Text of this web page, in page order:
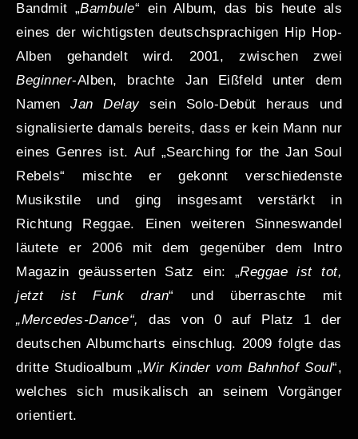
Bandmit „Bambule“ ein Album, das bis heute als
eines der wichtigsten deutschsprachigen Hip Hop-
Alben gehandelt wird. 2001, zwischen zwei
Beginner-Alben, brachte Jan Eißfeld unter dem
Namen Jan Delaysein Solo-Debüt heraus und
signalisierte damals bereits, dass er kein Mann nur
eines Genres ist. Auf „Searching for the Jan Soul
Rebels“ mischte er gekonnt verschiedenste
Musikstile und ging insgesamt verstärkt in
Richtung Reggae. Einen weiteren Sinneswandel
läutete er 2006 mit dem gegenüber dem Intro
Magazin geäusserten Satz ein: „Reggae ist tot,
jetzt ist Funk dran“ und überraschte mit
„Mercedes-Dance“,
das von 0 auf Platz 1 der
deutschen Albumcharts einschlug. 2009 folgte das
dritte Studioalbum „Wir Kinder vom Bahnhof Soul“,
welches sich musikalisch an seinem Vorgänger
orientiert.